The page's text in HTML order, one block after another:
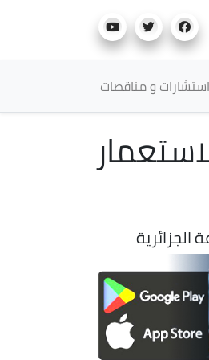
استشارات و مناقصات
الاستعمار
الجزائرية